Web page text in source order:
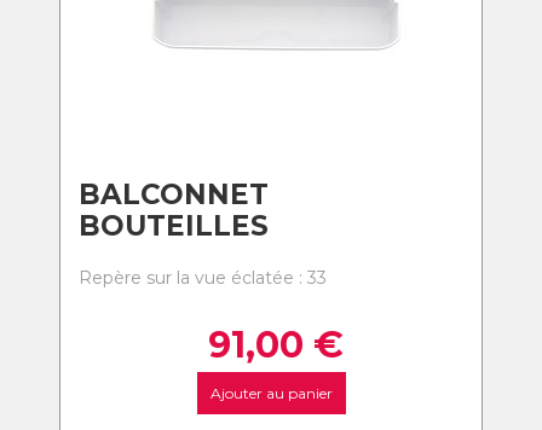
BALCONNET
BOUTEILLES
Repère sur la vue éclatée : 33
91,00 €
Ajouter au panier